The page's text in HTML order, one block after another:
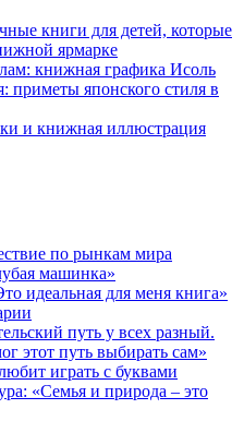
книги для детей, которые
ярмарке
книжная графика Исоль
приметы японского стиля в
и книжная иллюстрация
по рынкам мира
машинка»
идеальная для меня книга»
путь у всех разный.
этот путь выбирать сам»
играть с буквами
«Семья и природа – это